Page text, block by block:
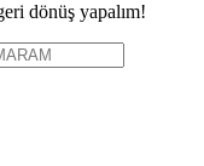
dönüş yapalım!